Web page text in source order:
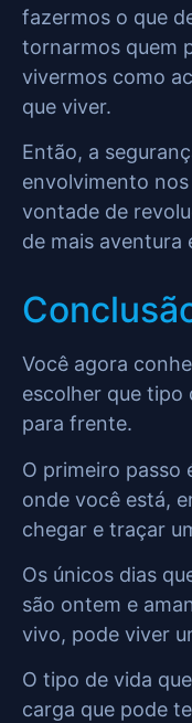
fazermos o que
tornarmos quem
vivermos como
que viver.
Então, a
envolvimento
vontade de
de mais aventura
Você agora
escolher que tipo
para frente.
O primeiro passo
onde você está,
chegar e traçar
Os únicos dias
são ontem e
vivo, pode viver
O tipo de vida
carga que pode